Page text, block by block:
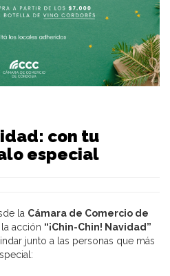
con tu
especial
la Cámara de Comercio de
acción “¡Chin-Chin! Navidad”
junto a las personas que más